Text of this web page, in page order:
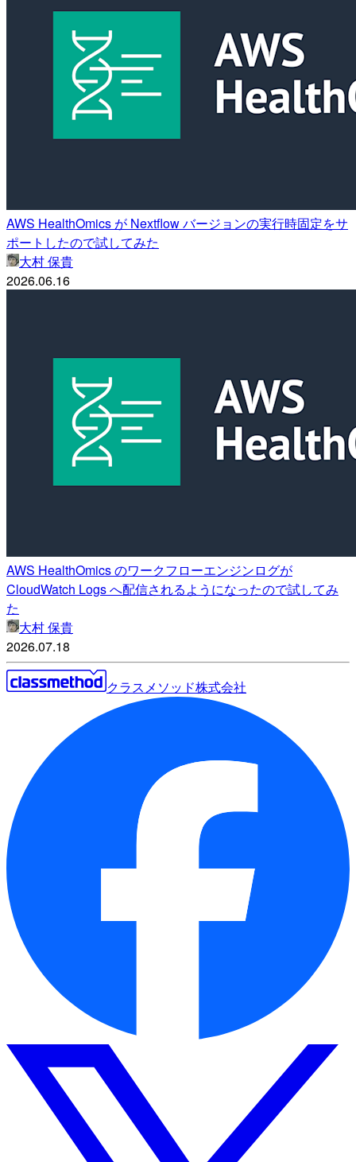
AWS HealthOmics が Nextflow バージョンの実行時固定をサ
ポートしたので試してみた
大村 保貴
2026.06.16
AWS HealthOmics のワークフローエンジンログが
CloudWatch Logs へ配信されるようになったので試してみ
た
大村 保貴
2026.07.18
クラスメソッド株式会社